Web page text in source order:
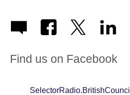
Find us on Facebook
SelectorRadio.BritishCouncil